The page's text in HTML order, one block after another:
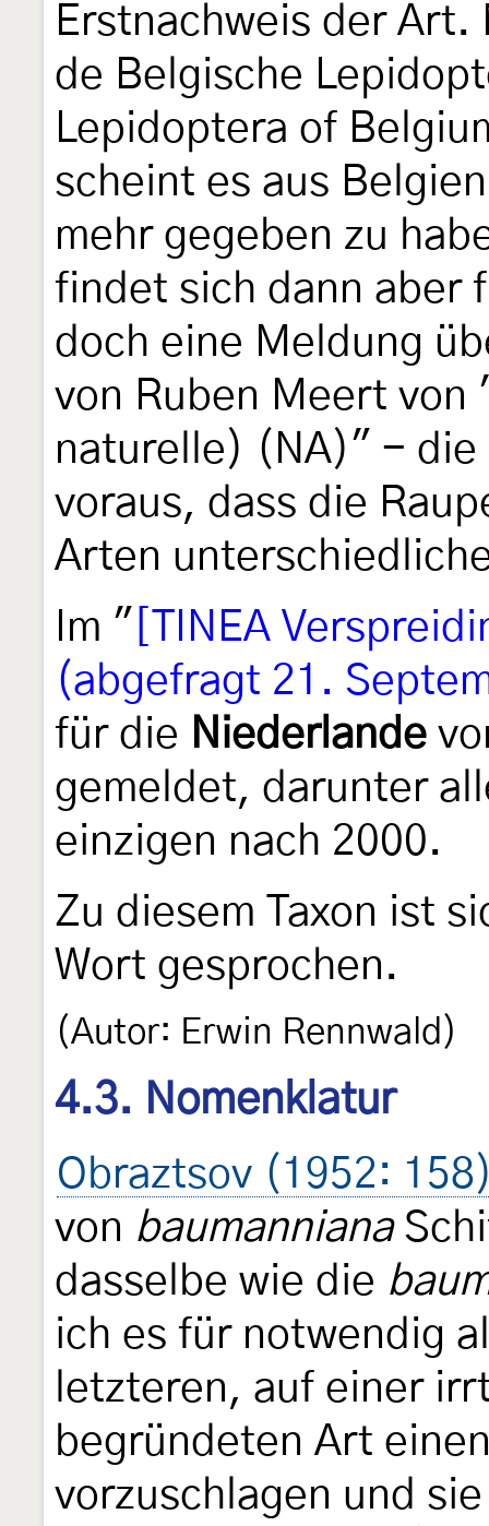
Erstnachweis der Art.
de Belgische
Lepidoptera of
scheint es aus
mehr gegeben zu
findet sich dann aber
doch eine Meldung
von Ruben Meert von
naturelle) (NA)" - die
voraus, dass die
Arten
Im "
[TINEA
(abgefragt 21.
für die Niederlande
gemeldet, darunter
einzigen nach 2000.
Zu diesem Taxon ist
Wort gesprochen.
(Autor: Erwin Rennwald)
4.3. Nomenklatur
Obraztsov (1952:
von baumanniana
dasselbe wie die
ich es für notwendig
letzteren, auf einer
begründeten Art
vorzuschlagen und